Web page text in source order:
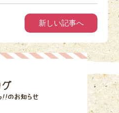
新しい記事へ